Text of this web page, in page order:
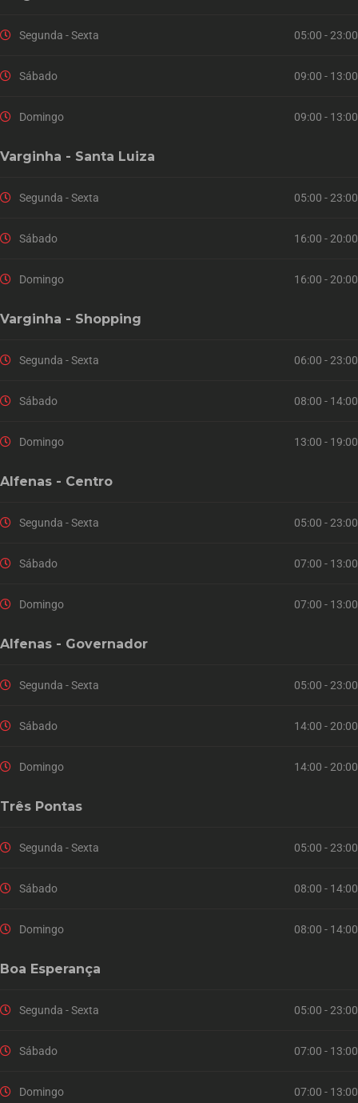
Segunda - Sexta 05:00 - 23:00
Sábado 09:00 - 13:00
Domingo 09:00 - 13:00
Varginha - Santa Luiza
Segunda - Sexta 05:00 - 23:00
Sábado 16:00 - 20:00
Domingo 16:00 - 20:00
Varginha - Shopping
Segunda - Sexta 06:00 - 23:00
Sábado 08:00 - 14:00
Domingo 13:00 - 19:00
Alfenas - Centro
Segunda - Sexta 05:00 - 23:00
Sábado 07:00 - 13:00
Domingo 07:00 - 13:00
Alfenas - Governador
Segunda - Sexta 05:00 - 23:00
Sábado 14:00 - 20:00
Domingo 14:00 - 20:00
Três Pontas
Segunda - Sexta 05:00 - 23:00
Sábado 08:00 - 14:00
Domingo 08:00 - 14:00
Boa Esperança
Segunda - Sexta 05:00 - 23:00
Sábado 07:00 - 13:00
Domingo 07:00 - 13:00